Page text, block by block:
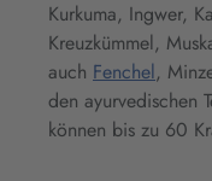
Kurkuma, Ingwer,
Kreuzkümmel,
auch Fenchel,
den ayurvedischen
können bis zu 60